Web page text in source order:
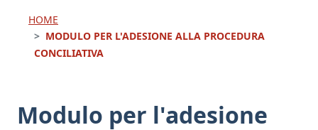
HOME
MODULO PER L'ADESIONE ALLA PROCEDURA
CONCILIATIVA
Modulo per l'adesione